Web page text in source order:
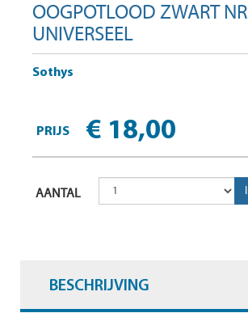
OOGPOTLOOD ZWART
UNIVERSEEL
Sothys
PRIJS € 18,00
AANTAL
BESCHRIJVING